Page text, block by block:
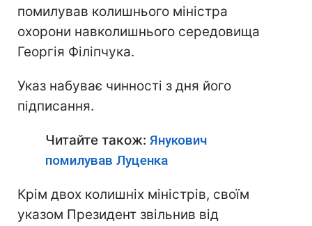
помилував колишнього міністра
охорони навколишнього середовища
Георгія Філіпчука.
Указ набуває чинності з дня його
підписання.
Читайте також: Янукович
помилував Луценка
Крім двох колишніх міністрів, своїм
указом Президент звільнив від